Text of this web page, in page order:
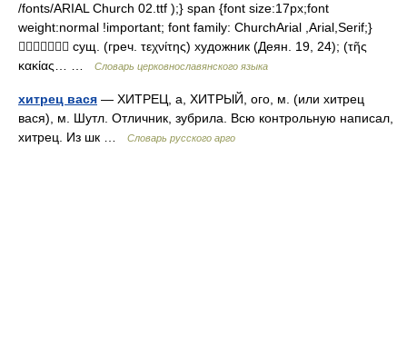
/fonts/ARIAL Church 02.ttf );} span {font size:17px;font
weight:normal !important; font family: ChurchArial ,Arial,Serif;}
 сущ. (греч. τεχνίτης) художник (Деян. 19, 24); (τῆς
κακίας… …
Словарь церковнославянского языка
хитрец вася — ХИТРЕЦ, а, ХИТРЫЙ, ого, м. (или хитрец
вася), м. Шутл. Отличник, зубрила. Всю контрольную написал,
хитрец. Из шк …
Словарь русского арго